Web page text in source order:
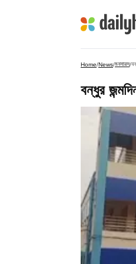
Home/News/মনসারস/
বন্ধুর